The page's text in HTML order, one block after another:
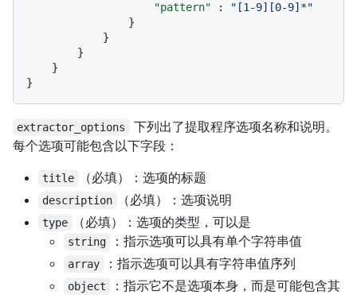
"pattern"
:
"[1-9][0-9]*"
}
}
}
}
}
extractor_options
下列出了提取程序选项名称和说明。
每个选项可能包含以下字段：
title （必填）：选项的标题
description （必填）：选项说明
type （必填）：选项的类型，可以是
string ：指示选项可以具有单个字符串值
array ：指示选项可以具有字符串值序列
object
：指示它不是选项本身，而是可能包含其